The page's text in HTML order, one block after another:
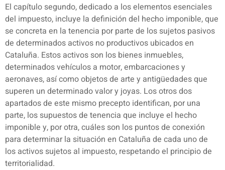
El capítulo segundo, dedicado a los elementos esenciales
del impuesto, incluye la definición del hecho imponible, que
se concreta en la tenencia por parte de los sujetos pasivos
de determinados activos no productivos ubicados en
Cataluña. Estos activos son los bienes inmuebles,
determinados vehículos a motor, embarcaciones y
aeronaves, así como objetos de arte y antigüedades que
superen un determinado valor y joyas. Los otros dos
apartados de este mismo precepto identifican, por una
parte, los supuestos de tenencia que incluye el hecho
imponible y, por otra, cuáles son los puntos de conexión
para determinar la situación en Cataluña de cada uno de
los activos sujetos al impuesto, respetando el principio de
territorialidad.